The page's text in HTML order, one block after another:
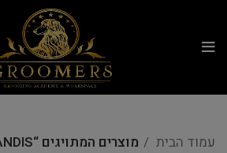
עמוד הבית מוצרים המתויגים “ANDIS”